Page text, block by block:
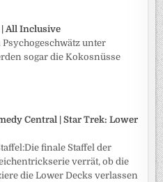
| All Inclusive
Psychogeschwätz unter
sogar die Kokosnüsse
Central | Star Trek: Lower
finale Staffel der
verrät, ob die
die Lower Decks verlassen